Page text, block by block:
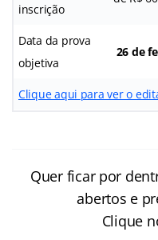
inscrição
Data da prova
objetiva
26 de
Clique aqui para ver o
Quer ficar por
abertos e
Clique